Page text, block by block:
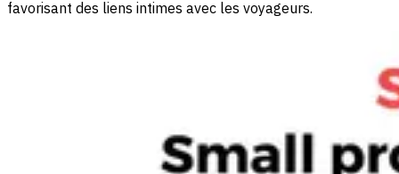
favorisant des liens intimes avec les voyageurs.